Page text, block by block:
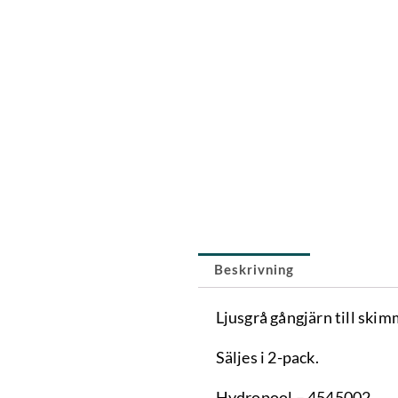
Beskrivning
Ljusgrå gångjärn till
Säljes i 2-pack.